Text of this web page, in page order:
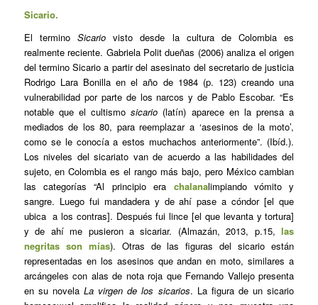
Sicario.
El termino Sicario visto desde la cultura de Colombia es
realmente reciente. Gabriela Polit dueñas (2006) analiza el origen
del termino Sicario a partir del asesinato del secretario de justicia
Rodrigo Lara Bonilla en el año de 1984 (p. 123) creando una
vulnerabilidad por parte de los narcos y de Pablo Escobar. “Es
notable que el cultismosicario (latín) aparece en la prensa a
mediados de los 80, para reemplazar a ‘asesinos de la moto’,
como se le conocía a estos muchachos anteriormente”. (Ibíd.).
Los niveles del sicariato van de acuerdo a las habilidades del
sujeto, en Colombia es el rango más bajo, pero México cambian
las categorías “Al principio era chalanalimpiando vómito y
sangre. Luego fui mandadera y de ahí pase a cóndor [el que
ubica a los contras]. Después fui lince [el que levanta y tortura]
y de ahí me pusieron a sicariar. (Almazán, 2013, p.15,las
negritas son mías). Otras de las figuras del sicario están
representadas en los asesinos que andan en moto, similares a
arcángeles con alas de nota roja que Fernando Vallejo presenta
en su novelaLa virgen de los sicarios. La figura de un sicario